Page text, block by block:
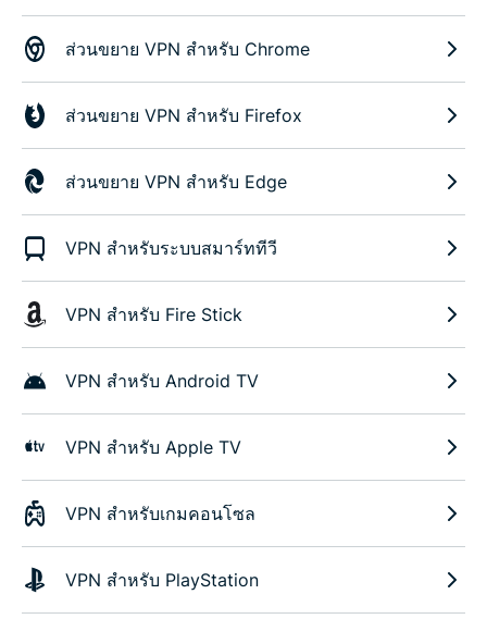
ส่วนขยาย VPN สำหรับ Chrome
ส่วนขยาย VPN สำหรับ Firefox
ส่วนขยาย VPN สำหรับ Edge
VPN สำหรับระบบสมาร์ททีวี
VPN สำหรับ Fire Stick
VPN สำหรับ Android TV
VPN สำหรับ Apple TV
VPN สำหรับเกมคอนโซล
VPN สำหรับ PlayStation